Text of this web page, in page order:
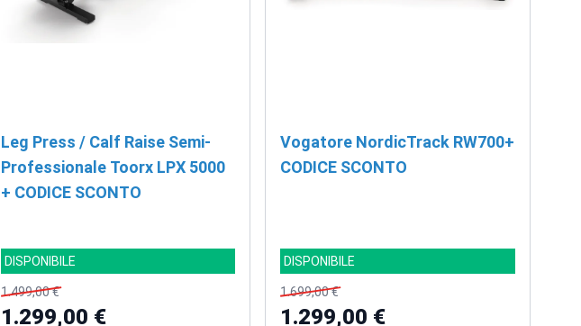
Leg Press / Calf Raise Semi-
Professionale Toorx LPX 5000
+ CODICE SCONTO
DISPONIBILE
1.499,00 €
1.299,00 €
Vogatore NordicTrack RW700+
CODICE SCONTO
DISPONIBILE
1.699,00 €
1.299,00 €